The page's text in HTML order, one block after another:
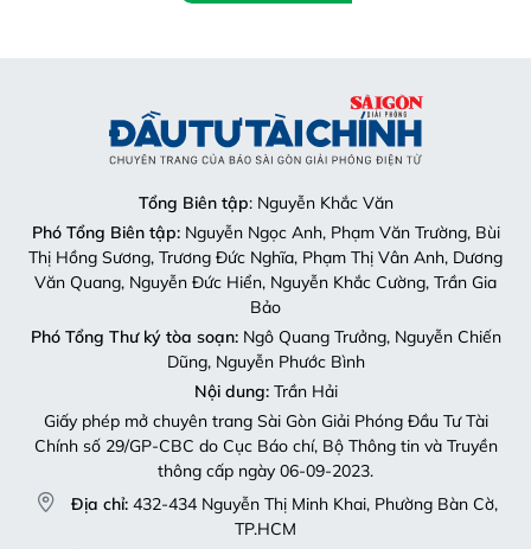
Tổng Biên tập: Nguyễn Khắc Văn
Phó Tổng Biên tập:Nguyễn Ngọc Anh, Phạm Văn Trường, Bùi
Thị Hồng Sương, Trương Đức Nghĩa, Phạm Thị Vân Anh, Dương
Văn Quang, Nguyễn Đức Hiển, Nguyễn Khắc Cường, Trần Gia
Bảo
Phó Tổng Thư ký tòa soạn:Ngô Quang Trưởng, Nguyễn Chiến
Dũng, Nguyễn Phước Bình
Nội dung:Trần Hải
Giấy phép mở chuyên trang Sài Gòn Giải Phóng Đầu Tư Tài
Chính số 29/GP-CBC do Cục Báo chí, Bộ Thông tin và Truyền
thông cấp ngày 06-09-2023.
Địa chỉ: 432-434 Nguyễn Thị Minh Khai, Phường Bàn Cờ,
TP.HCM